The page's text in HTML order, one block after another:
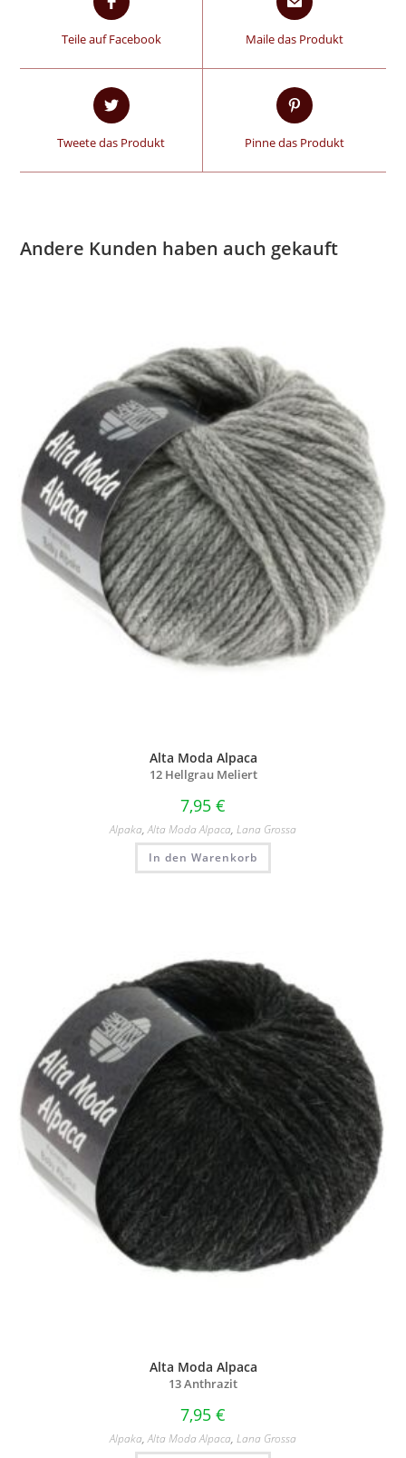
Teile auf Facebook Maile das Produkt
Tweete das Produkt Pinne das Produkt
Andere Kunden haben auch gekauft
Alta Moda Alpaca
12 Hellgrau Meliert
7,95 €
Alpaka,Alta Moda Alpaca, Lana Grossa
In den Warenkorb
Alta Moda Alpaca
13 Anthrazit
7,95 €
Alpaka,Alta Moda Alpaca, Lana Grossa